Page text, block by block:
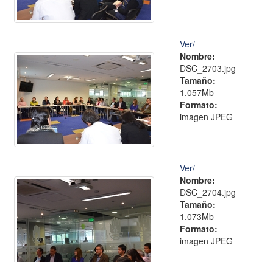
Ver/
Nombre:
DSC_2703.jpg
Tamaño:
1.057Mb
Formato:
imagen JPEG
Ver/
Nombre:
DSC_2704.jpg
Tamaño:
1.073Mb
Formato:
imagen JPEG